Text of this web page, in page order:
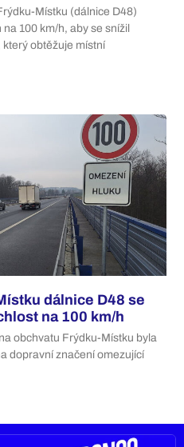
Místku (dálnice D48)
100 km/h, aby se snížil
který obtěžuje místní
dálnice D48 se
na 100 km/h
obchvatu Frýdku-Místku byla
dopravní značení omezující